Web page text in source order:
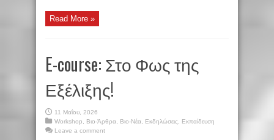
Read More »
E-course: Στο Φως της
Εξέλιξης!
11 Μαΐου, 2026
Workshop
Βιο-Άρθρα Βιο-Νέα Εκδηλώσεις
Εκπαίδευση
Leave a comment